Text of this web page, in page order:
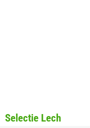
Selectie Lech